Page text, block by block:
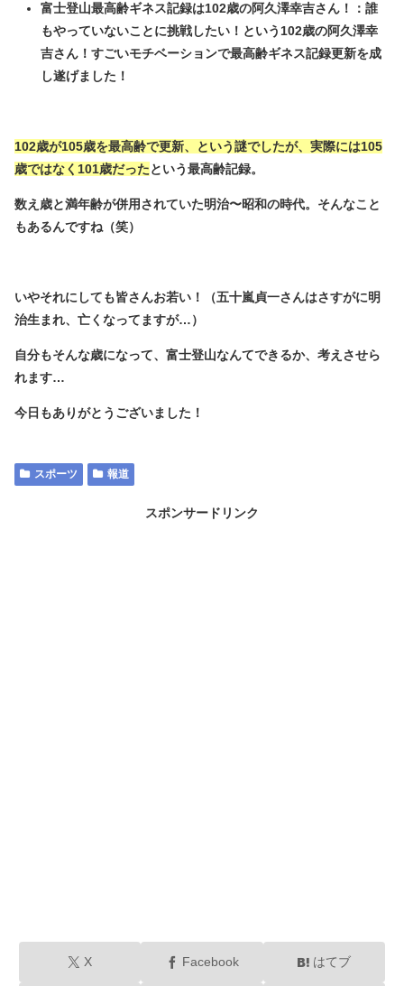
富士登山最高齢ギネス記録は102歳の阿久澤幸吉さん！：誰
もやっていないことに挑戦したい！という102歳の阿久澤幸
吉さん！すごいモチベーションで最高齢ギネス記録更新を成
し遂げました！
102歳が105歳を最高齢で更新、という謎でしたが、実際には105
歳ではなく101歳だったという最高齢記録。
数え歳と満年齢が併用されていた明治〜昭和の時代。そんなこと
もあるんですね（笑）
いやそれにしても皆さんお若い！（五十嵐貞一さんはさすがに明
治生まれ、亡くなってますが…）
自分もそんな歳になって、富士登山なんてできるか、考えさせら
れます…
今日もありがとうございました！
スポーツ 報道
スポンサードリンク
X Facebook はてブ